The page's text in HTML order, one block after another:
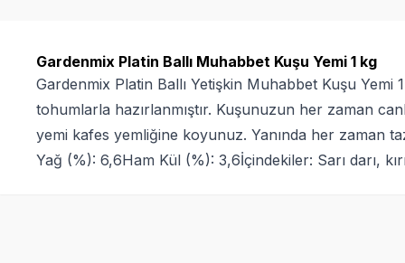
Gardenmix Platin Ballı Muhabbet Kuşu Yemi 1 kg
Gardenmix Platin Ballı Yetişkin Muhabbet Kuşu Yemi
tohumlarla hazırlanmıştır. Kuşunuzun her zaman
yemi kafes yemliğine koyunuz. Yanında her zaman
Yağ (%): 6,6Ham Kül (%): 3,6İçindekiler: Sarı darı,